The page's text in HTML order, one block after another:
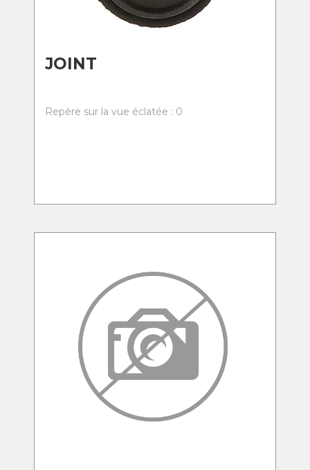
JOINT
Repère sur la vue éclatée : 0